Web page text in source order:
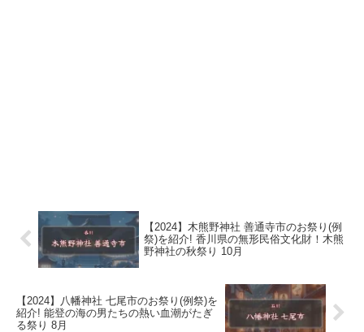
【2024】木熊野神社 善通寺市のお祭り(例
祭)を紹介! 香川県の無形民俗文化財！木熊
野神社の秋祭り 10月
【2024】八幡神社 七尾市のお祭り(例祭)を
紹介! 能登の海の男たちの熱い血潮がたぎ
る祭り 8月